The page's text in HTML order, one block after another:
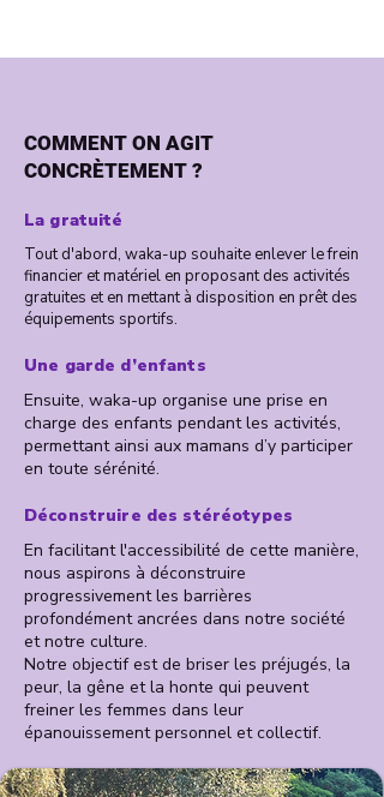
COMMENT ON AGIT
CONCRÈTEMENT ?
La gratuité
Tout d'abord, waka-up souhaite enlever le frein
financier et matériel en proposant des activités
gratuites et en mettant à disposition en prêt des
équipements sportifs.
Une garde d’enfants
Ensuite, waka-up organise une prise en
charge des enfants pendant les activités,
permettant ainsi aux mamans d’y participer
en toute sérénité.
Déconstruire des stéréotypes
En facilitant l'accessibilité de cette manière,
nous aspirons à déconstruire
progressivement les barrières
profondément ancrées dans notre société
et notre culture.
Notre objectif est de briser les préjugés, la
peur, la gêne et la honte qui peuvent
freiner les femmes dans leur
épanouissement personnel et collectif.